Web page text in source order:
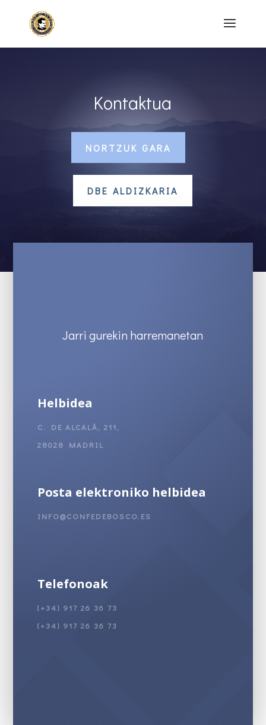
Kontaktua
NORTZUK GARA
DBE ALDIZKARIA
Jarri gurekin harremanetan
Helbidea
C. DE ALCALÁ, 211,
28028 MADRIL
Posta elektroniko helbidea
INFO@CONFEDEBOSCO.ES
Telefonoak
(+34) 917 26 36 73
(+34) 917 26 36 73